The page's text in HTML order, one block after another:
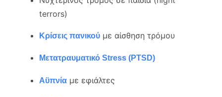
terrors)
Κρίσεις πανικού με αίσθηση τρόμου
Μετατραυματικό Stress (PTSD)
Αϋπνία με εφιάλτες